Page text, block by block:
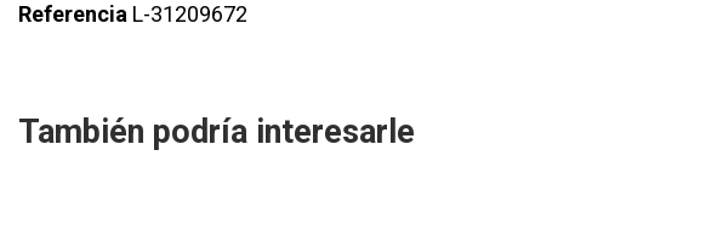
Referencia L-31209672
También podría interesarle